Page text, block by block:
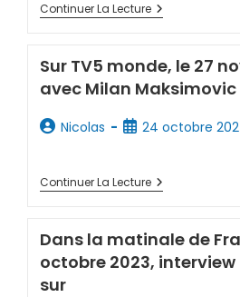
Continuer La Lecture
Sur TV5 monde, le 27
avec Milan Maksimovic
Nicolas 24 octobre
Continuer La Lecture
Dans la matinale de
octobre 2023, interview
sur